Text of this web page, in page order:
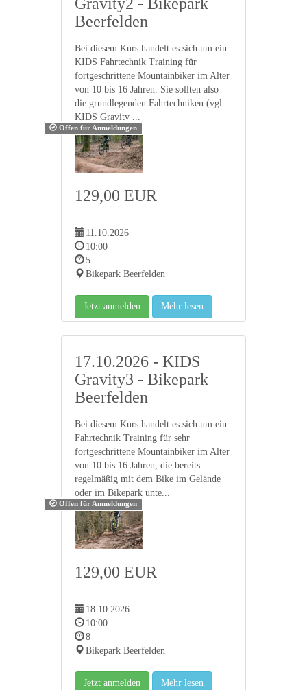
Beerfelden
Bei diesem Kurs handelt es sich um ein
KIDS Fahrtechnik Training für
fortgeschrittene Mountainbiker im Alter
von 10 bis 16 Jahren. Sie sollten also
die grundlegenden Fahrtechniken (vgl.
KIDS Gravity ...
Offen für Anmeldungen
129,00 EUR
11.10.2026
10:00
5
Bikepark Beerfelden
Jetzt anmelden Mehr lesen
17.10.2026 - KIDS
Gravity3 - Bikepark
Beerfelden
Bei diesem Kurs handelt es sich um ein
Fahrtechnik Training für sehr
fortgeschrittene Mountainbiker im Alter
von 10 bis 16 Jahren, die bereits
regelmäßig mit dem Bike im Gelände
oder im Bikepark unte...
Offen für Anmeldungen
129,00 EUR
18.10.2026
10:00
8
Bikepark Beerfelden
Jetzt anmelden Mehr lesen